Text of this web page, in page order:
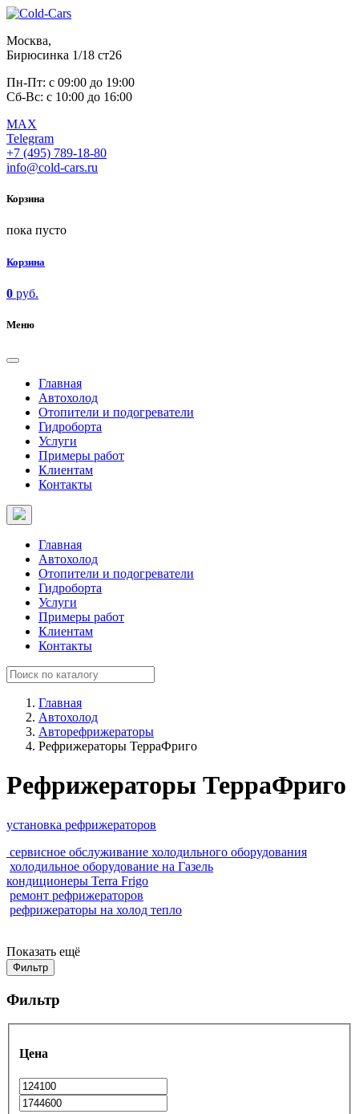
Москва,
Бирюсинка 1/18 ст26 ​
Пн-Пт: с 09:00 до 19:00
Сб-Вс: с 10:00 до 16:00
MAX
Telegram
+7 (495) 789-18-80
info@cold-cars.ru
Корзина
пока пусто
Корзина
0 руб.
Меню
Главная
Автохолод
Отопители и подогреватели
Гидроборта
Услуги
Примеры работ
Клиентам
Контакты
Главная
Автохолод
Отопители и подогреватели
Гидроборта
Услуги
Примеры работ
Клиентам
Контакты
Главная
Автохолод
Авторефрижераторы
Рефрижераторы ТерраФриго
Рефрижераторы ТерраФриго
установка рефрижераторов
сервисное обслуживание холодильного оборудования
холодильное оборудование на Газель
кондиционеры Terra Frigo
ремонт рефрижераторов
рефрижераторы на холод тепло
Показать ещё
Фильтр
Фильтр
Цена